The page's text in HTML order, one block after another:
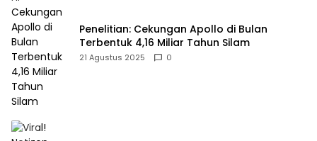
Penelitian: Cekungan Apollo di Bulan
Terbentuk 4,16 Miliar Tahun Silam
21 Agustus 2025 0